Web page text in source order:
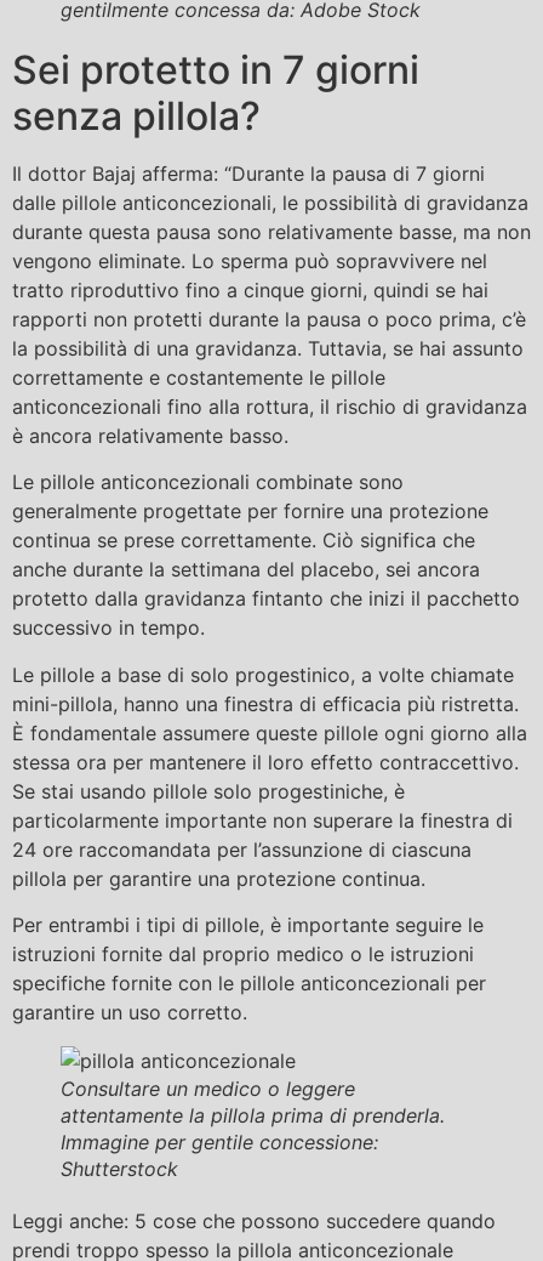
gentilmente concessa da: Adobe Stock
Sei protetto in 7 giorni
senza pillola?
Il dottor Bajaj afferma: “Durante la pausa di 7 giorni
dalle pillole anticoncezionali, le possibilità di gravidanza
durante questa pausa sono relativamente basse, ma non
vengono eliminate. Lo sperma può sopravvivere nel
tratto riproduttivo fino a cinque giorni, quindi se hai
rapporti non protetti durante la pausa o poco prima, c’è
la possibilità di una gravidanza. Tuttavia, se hai assunto
correttamente e costantemente le pillole
anticoncezionali fino alla rottura, il rischio di gravidanza
è ancora relativamente basso.
Le pillole anticoncezionali combinate sono
generalmente progettate per fornire una protezione
continua se prese correttamente. Ciò significa che
anche durante la settimana del placebo, sei ancora
protetto dalla gravidanza fintanto che inizi il pacchetto
successivo in tempo.
Le pillole a base di solo progestinico, a volte chiamate
mini-pillola, hanno una finestra di efficacia più ristretta.
È fondamentale assumere queste pillole ogni giorno alla
stessa ora per mantenere il loro effetto contraccettivo.
Se stai usando pillole solo progestiniche, è
particolarmente importante non superare la finestra di
24 ore raccomandata per l’assunzione di ciascuna
pillola per garantire una protezione continua.
Per entrambi i tipi di pillole, è importante seguire le
istruzioni fornite dal proprio medico o le istruzioni
specifiche fornite con le pillole anticoncezionali per
garantire un uso corretto.
Consultare un medico o leggere
attentamente la pillola prima di prenderla.
Immagine per gentile concessione:
Shutterstock
Leggi anche: 5 cose che possono succedere quando
prendi troppo spesso la pillola anticoncezionale